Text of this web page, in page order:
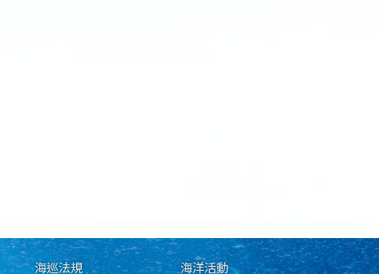
海巡法規 海洋活動